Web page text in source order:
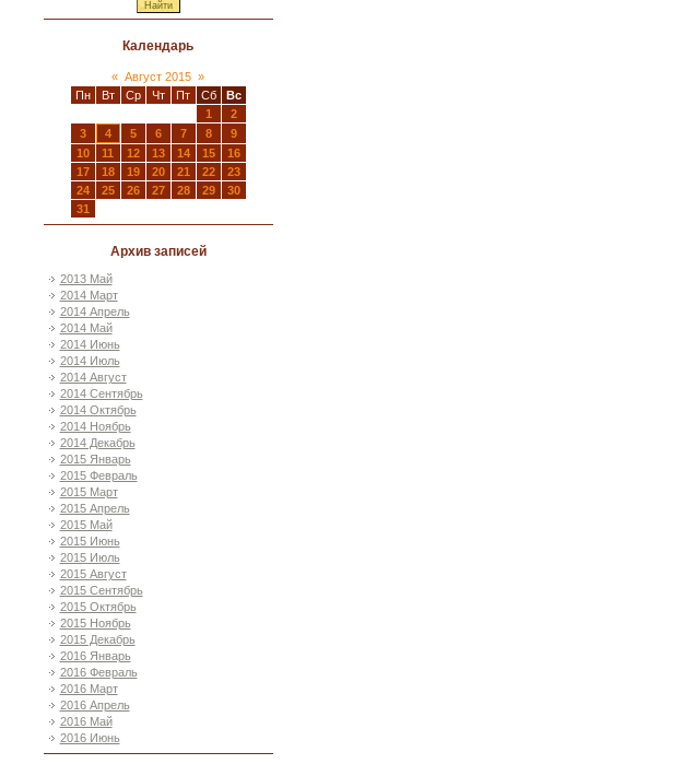
Календарь
« Август 2015 »
Пн
Вт Ср Чт Пт Сб
Вс
1
2
3
4 5 6 7 8
9
10
11 12 13 14 15
16
17
18 19 20 21 22
23
24
25 26 27 28 29
30
31
Архив записей
2013 Май
2014 Март
2014 Апрель
2014 Май
2014 Июнь
2014 Июль
2014 Август
2014 Сентябрь
2014 Октябрь
2014 Ноябрь
2014 Декабрь
2015 Январь
2015 Февраль
2015 Март
2015 Апрель
2015 Май
2015 Июнь
2015 Июль
2015 Август
2015 Сентябрь
2015 Октябрь
2015 Ноябрь
2015 Декабрь
2016 Январь
2016 Февраль
2016 Март
2016 Апрель
2016 Май
2016 Июнь